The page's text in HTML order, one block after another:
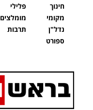
חינוך
מקומי
נדל"ן
ספורט
פלילי
מומלצים
תרבות